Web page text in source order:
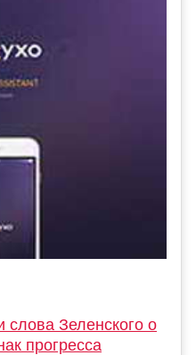
Зеленского о
прогресса